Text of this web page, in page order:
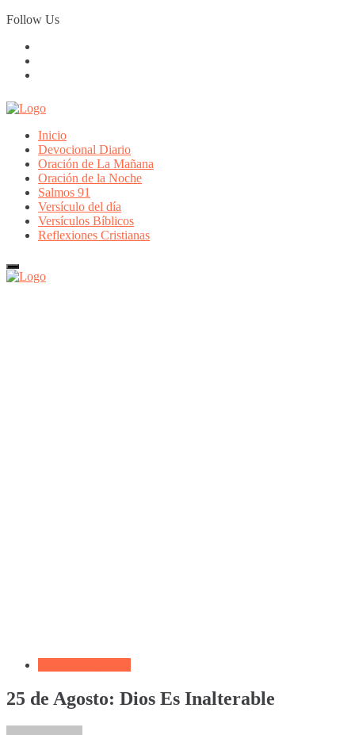
Skip
to
Follow Us
Inicio
Devocional Diario
Oración de La Mañana
Oración de la Noche
Salmos 91
Versículo del día
Versículos Bíblicos
Reflexiones Cristianas
25 de Agosto: Dios Es Inalterable